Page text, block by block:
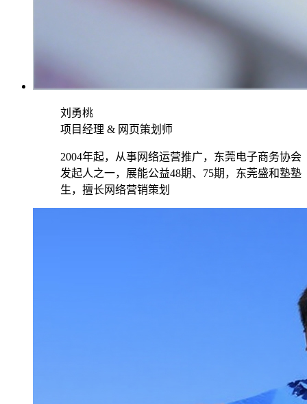
刘勇桃
项目经理 & 网页策划师
2004年起，从事网络运营推广，东莞电子商务协会
发起人之一，展能公益48期、75期，东莞盛和塾塾
生，擅长网络营销策划